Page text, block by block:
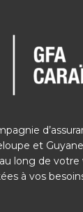
et
long de votre
à vos